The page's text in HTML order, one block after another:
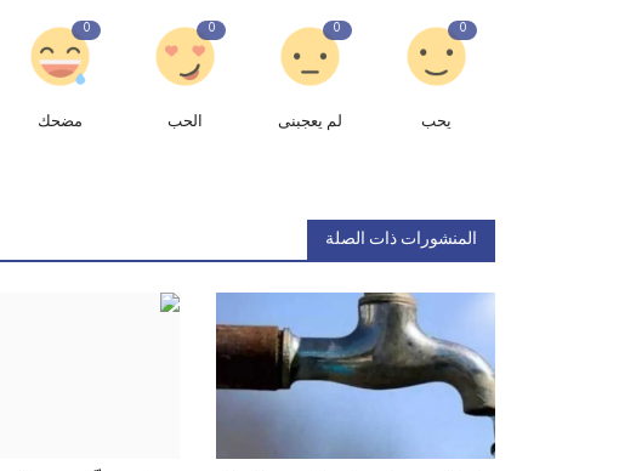
0
يحب
0
لم يعجبنى
0
الحب
0
مضحك
المنشورات ذات الصلة